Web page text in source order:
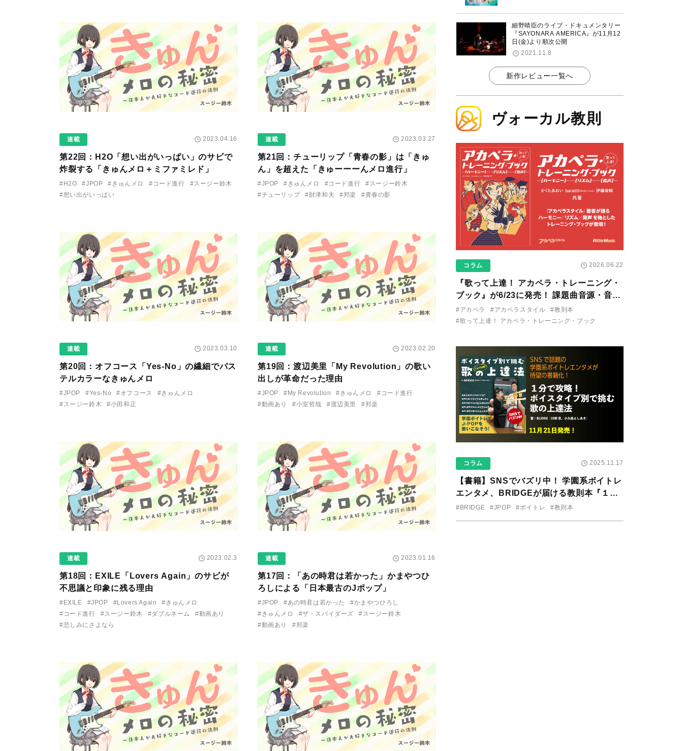
連載 2023.04.16
第22回：H2O「想い出がいっぱい」のサビで
炸裂する「きゅんメロ＋ミファミレド」
#H2O #JPOP #きゅんメロ #コード進行
#スージー鈴木
#想い出がいっぱい
連載 2023.03.27
第21回：チューリップ「青春の影」は「きゅ
ん」を超えた「きゅーーーんメロ進行」
#JPOP #きゅんメロ #コード進行
#スージー鈴木
#チューリップ
#財津和夫 #邦楽 #青春の影
連載 2023.03.10
第20回： オフコース「Yes-No」の繊細でパス
テルカラーなきゅんメロ
#JPOP #Yes-No #オフコース
#きゅんメロ
#スージー鈴木
#小田和正
連載 2023.02.20
第19回： 渡辺美里「My Revolution」の歌い
出しが革命だった理由
#JPOP #My Revolution #きゅんメロ
#コード進行
#動画あり
#小室哲哉 #渡辺美里 #邦楽
連載 2023.02.3
第18回：EXILE「Lovers Again」のサビが
不思議と印象に残る理由
#EXILE #JPOP #Lovers Again
#きゅんメロ
#コード進行
#スージー鈴木 #ダブルネーム
#動画あり
#悲しみにさよなら
連載 2023.01.16
第17回：「あの時君は若かった」かまやつひ
ろしによる「日本最古のJポップ」
#JPOP #あの時君は若かった
#かまやつひろし
#きゅんメロ
#ザ・スパイダーズ
#スージー鈴木
#動画あり
#邦楽
細野晴臣のライブ・ドキュメンタリー
『SAYONARA AMERICA』が11月12
日(金)より順次公開
2021.11.8
新作レビュー一覧へ
ヴォーカル教則
コラム 2026.06.22
『歌って上達！ アカペラ・トレーニング・
ブック』が6/23に発売！ 課題曲音源・音取
り用アプリを公開。
#アカペラ #アカペラスタイル
#教則本
#歌って上達！ アカペラ・トレーニング・ブック
コラム 2025.11.17
【書籍】SNSでバズリ中！ 学園系ボイトレ
エンタメ、BRIDGEが届ける教則本『１分
で攻略！ ボイスタイプ別で挑む歌の上達
#BRIDGE #JPOP #ボイトレ #教則本